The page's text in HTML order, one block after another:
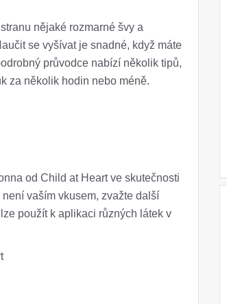
nějaké rozmarné švy a
se vyšívat je snadné, když máte
průvodce nabízí několik tipů,
za několik hodin nebo méně.
od Child at Heart ve skutečnosti
vaším vkusem, zvažte další
použít k aplikaci různých látek v